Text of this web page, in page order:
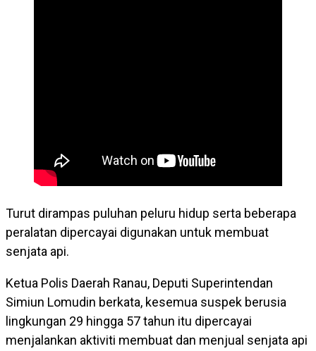
Turut dirampas puluhan peluru hidup serta beberapa
peralatan dipercayai digunakan untuk membuat
senjata api.
Ketua Polis Daerah Ranau, Deputi Superintendan
Simiun Lomudin berkata, kesemua suspek berusia
lingkungan 29 hingga 57 tahun itu dipercayai
menjalankan aktiviti membuat dan menjual senjata api